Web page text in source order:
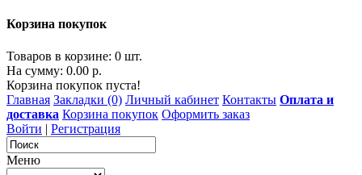
Корзина покупок
Товаров в корзине: 0 шт.
На сумму: 0.00 р.
Корзина покупок пуста!
Главная Закладки (0) Личный кабинет Контакты Оплата и
доставка Корзина покупок Оформить заказ
Войти | Регистрация
Меню